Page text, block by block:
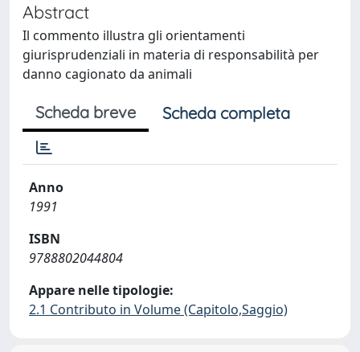
Abstract
Il commento illustra gli orientamenti
giurisprudenziali in materia di responsabilità per
danno cagionato da animali
Scheda breve Scheda completa
Anno
1991
ISBN
9788802044804
Appare nelle tipologie:
2.1 Contributo in Volume (Capitolo,Saggio)